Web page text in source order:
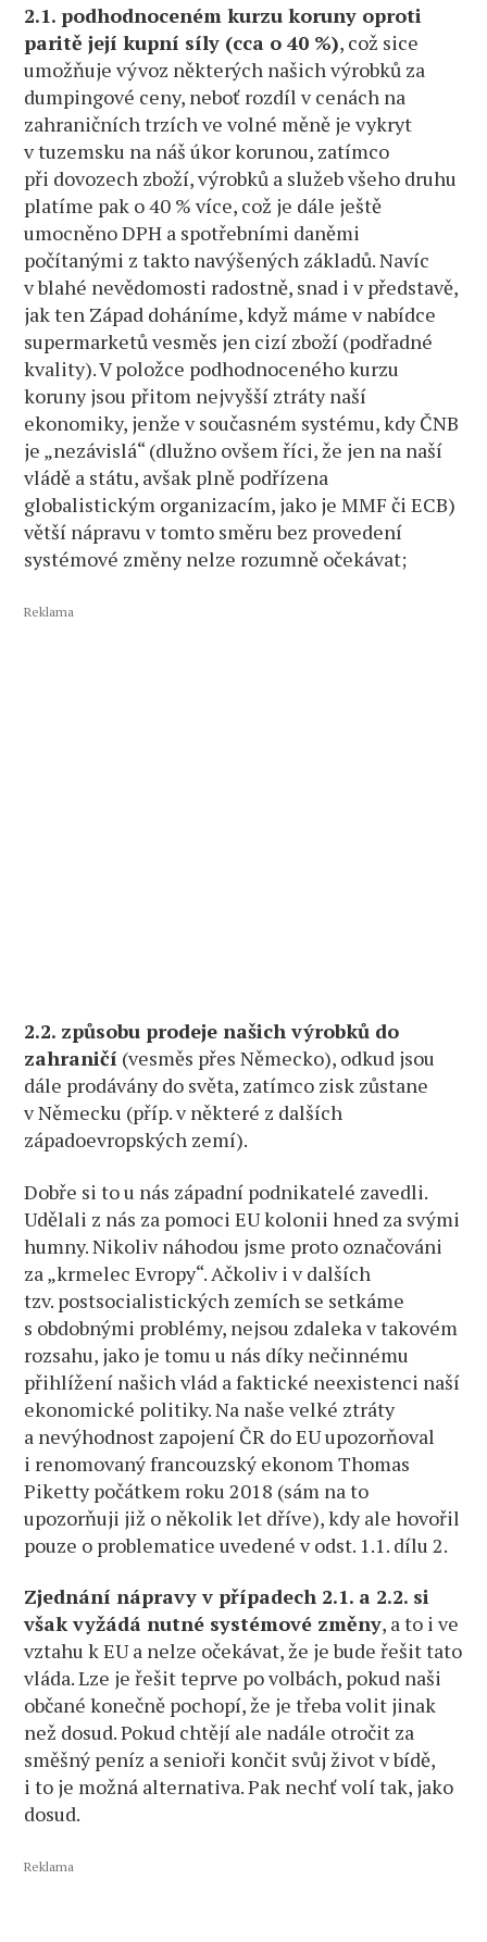
2.1. podhodnoceném kurzu koruny oproti
paritě její kupní síly (cca o 40 %), což sice
umožňuje vývoz některých našich výrobků za
dumpingové ceny, neboť rozdíl v cenách na
zahraničních trzích ve volné měně je vykryt
v tuzemsku na náš úkor korunou, zatímco
při dovozech zboží, výrobků a služeb všeho druhu
platíme pak o 40 % více, což je dále ještě
umocněno DPH a spotřebními daněmi
počítanými z takto navýšených základů. Navíc
v blahé nevědomosti radostně, snad i v představě,
jak ten Západ doháníme, když máme v nabídce
supermarketů vesměs jen cizí zboží (podřadné
kvality). V položce podhodnoceného kurzu
koruny jsou přitom nejvyšší ztráty naší
ekonomiky, jenže v současném systému, kdy ČNB
je „nezávislá“ (dlužno ovšem říci, že jen na naší
vládě a státu, avšak plně podřízena
globalistickým organizacím, jako je MMF či ECB)
větší nápravu v tomto směru bez provedení
systémové změny nelze rozumně očekávat;
Reklama
2.2. způsobu prodeje našich výrobků do
zahraničí (vesměs přes Německo), odkud jsou
dále prodávány do světa, zatímco zisk zůstane
v Německu (příp. v některé z dalších
západoevropských zemí).
Dobře si to u nás západní podnikatelé zavedli.
Udělali z nás za pomoci EU kolonii hned za svými
humny. Nikoliv náhodou jsme proto označováni
za „krmelec Evropy“. Ačkoliv i v dalších
tzv. postsocialistických zemích se setkáme
s obdobnými problémy, nejsou zdaleka v takovém
rozsahu, jako je tomu u nás díky nečinnému
přihlížení našich vlád a faktické neexistenci naší
ekonomické politiky. Na naše velké ztráty
a nevýhodnost zapojení ČR do EU upozorňoval
i renomovaný francouzský ekonom Thomas
Piketty počátkem roku 2018 (sám na to
upozorňuji již o několik let dříve), kdy ale hovořil
pouze o problematice uvedené v odst. 1.1. dílu 2.
Zjednání nápravy v případech 2.1. a 2.2. si
však vyžádá nutné systémové změny, a to i ve
vztahu k EU a nelze očekávat, že je bude řešit tato
vláda. Lze je řešit teprve po volbách, pokud naši
občané konečně pochopí, že je třeba volit jinak
než dosud. Pokud chtějí ale nadále otročit za
směšný peníz a senioři končit svůj život v bídě,
i to je možná alternativa. Pak nechť volí tak, jako
dosud.
Reklama